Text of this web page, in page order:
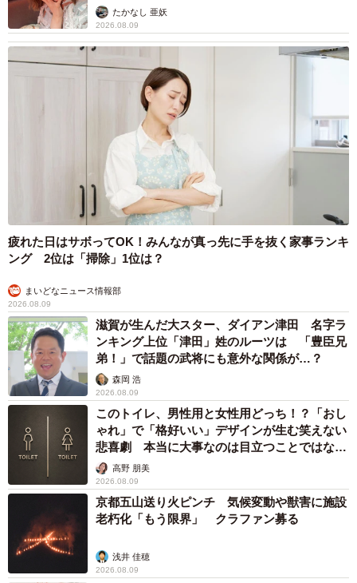
ャストに取材】
たかなし 亜妖
2026.08.09
疲れた日はサボってOK！みんなが真っ先に手を抜く家事ランキ
ング 2位は「掃除」1位は？
まいどなニュース情報部
2026.08.09
滋賀が生んだ大スター、ダイアン津田 名字ラ
ンキング上位「津田」姓のルーツは 「豊臣兄
弟！」で話題の武将にも意外な関係が…？
森岡 浩
2026.08.09
このトイレ、男性用と女性用どっち！？「おし
ゃれ」で「格好いい」デザインが生む笑えない
悲喜劇 本当に大事なのは目立つことではな
く…高野 朋美
2026.08.09
京都五山送り火ピンチ 気候変動や獣害に施設
老朽化「もう限界」 クラファン募る
浅井 佳穂
2026.08.09